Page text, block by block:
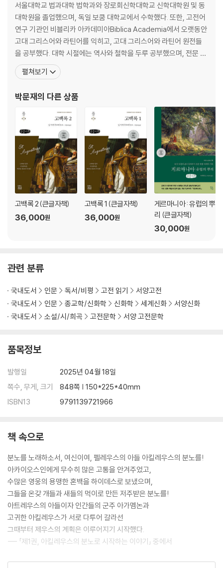
서울대학교 법과대학 법학과와 장로회신학대학교 신학대학원 및 동
대학원을 졸업했으며, 독일 보쿰 대학교에서 수학했다. 또한, 고전어
연구 기관인 비블리카 아카데미아Biblica Academia에서 오랫동안
고대 그리스어와 라틴어를 익히고, 고대 그리스어와 라틴어 원전들
을 공부했다. 대학 시절에는 역사와 철학을 두루 공부했으며, 전문 번
역가로 30년 이상 인문학과 신학 도서를 번역해왔다. 역서로는 『자
유론』(존 스튜어트 밀), 『프로테스탄트 윤리와 자본주의 정신』(막스
『고백록』(아우구스티누스), 『철학의
펼쳐보기
박문재의 다른 상품
고백록 2 (큰글자책)
36,000원
고백록 1 (큰글자책)
36,000원
게르마니아 : 유럽의 뿌
리 (큰글자책)
30,000원
관련 분류
국내도서 인문 독서/비평 고전 읽기
서양고전
국내도서
인문 종교학/신화학 신화학 세계신화
서양신화
국내도서
소설/시/희곡 고전문학 서양 고전문학
품목정보
발행일
2025년 04월 18일
쪽수, 무게, 크기
848쪽 | 150*225*40mm
ISBN13
9791139721966
책 속으로
분노를 노래하소서, 여신이여, 펠레우스의 아들 아킬레우스의 분노를!
아카이오스인에게 무수히 많은 고통을 안겨주었고,
수많은 영웅의 용맹한 혼백을 하이데스로 보냈으며,
그들을 온갖 개들과 새들의 먹이로 만든 저주받은 분노를!
아트레우스의 아들이자 인간들의 군주 아가멤논과
고귀한 아킬레우스가 서로 다투어 갈라선
그때부터 제우스의 계획은 이루어지기 시작했다.
--- 「제1권, 아킬레우스의 분노로 시작하는 이야기」 중에서
여보, 나도 그 모든 일이 걱정되오. 하지만 내가 겁쟁이처럼